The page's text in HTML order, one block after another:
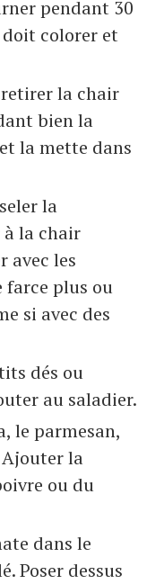
pendant 30
colorer et
la chair
bien la
la mette dans
la
la chair
avec les
farce plus ou
si avec des
dés ou
au saladier.
le parmesan,
la
ou du
dans le
Poser dessus